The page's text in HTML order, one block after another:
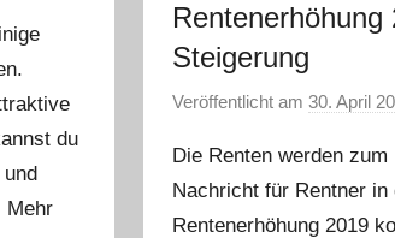
Steigerung
Veröffentlicht am 30. April
Die Renten werden
Nachricht für Rentner
Rentenerhöhung 2019
du
Mehr